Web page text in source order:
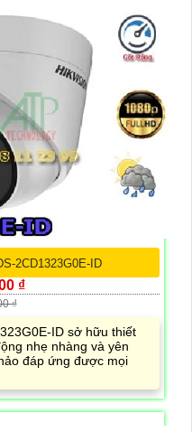
2CD1323G0E-ID
₫
₫
ID sở hữu thiết
nhẹ nhàng và yên
đáp ứng được mọi